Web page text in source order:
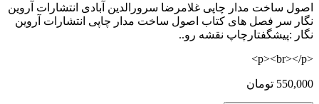
اصول ساخت مدار چاپی غلامرضا سرورالدین آبادی انتشارات آروین
نگار سر فصل های کتاب اصول ساخت مدار چاپی انتشارات آروین
نگار :پیشگفتارچاپ نقشه رو..
<p><br></p>
550,000 تومان